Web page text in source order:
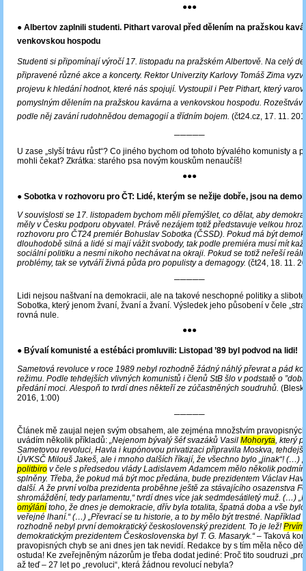
●●●
● Albertov zaplnili studenti. Pithart varoval před dělením na pražskou
venkovskou hospodu
Studenti si připomínají výročí 17. listopadu na pražském Albertově. Na celý
připravené různé akce a koncerty. Rektor Univerzity Karlovy Tomáš Zima
projevu k hledání hodnot, které nás spojují. Vystoupil i Petr Pithart, který
pomyslným dělením na pražskou kavárna a venkovskou hospodu.
podle něj zavání rudohnědou demagogií a třídním bojem. (čt24.cz, 17. 11.
─────
U zase „slyší trávu růst“? Co jiného bychom od tohoto bývalého komunisty a
mohli čekat? Zkrátka: starého psa novým kouskům nenaučíš!
●●●
● Sobotka v rozhovoru pro ČT: Lidé, kterým se nežije dobře, jsou na
V souvislosti se 17. listopadem bychom měli přemýšlet, co dělat, aby
měly v Česku podporu obyvatel. Právě nezájem totiž představuje velkou
rozhovoru pro ČT24 premiér Bohuslav Sobotka (ČSSD). Pokud má být
dlouhodobě silná a lidé si mají vážit svobody, tak podle premiéra musí mít
sociální politiku a nesmí nikoho nechávat na okraji. Pokud se totiž neřeší
problémy, tak se vytváří živná půda pro populisty a demagogy. (čt24, 18. 11.
─────
Lidi nejsou naštvaní na demokracii, ale na takové neschopné politiky a
Sobotka, který jenom žvaní, žvaní a žvaní. Výsledek jeho působení v čele
rovná nule.
●●●
● Bývalí komunisté a estébáci promluvili: Listopad ’89 byl podvod na lidi!
Sametová revoluce v roce 1989 nebyl rozhodně žádný náhlý převrat a pád
režimu. Podle tehdejších vlivných komunistů i členů StB šlo v podstatě o
předání moci. Alespoň to tvrdí dnes někteří ze zúčastněných soudruhů.
2016, 1:00)
─────
Článek mě zaujal nejen svým obsahem, ale zejména množstvím
uvádím několik příkladů: „Nejenom bývalý šéfsvazáků Vasil Mohoryta, který
Sametovou revoluci, Havla i kupónovou privatizaci připravila Moskva,
ÚVKSČ Milouš Jakeš, ale i mnoho dalších říkají, že všechno bylo „jinak“! (…)
politbiro v čele s předsedou vlády Ladislavem Adamcem mělo několik
splněny. Třeba, že pokud má být moc předána, bude prezidentem Václav
další. A že první volba prezidenta proběhne ještě za stávajícího osazenstva
shromáždění, tedy parlamentu,“ tvrdí dnes více jak sedmdesátiletý muž. (…)
omýlání toho, že dnes je demokracie, dřív byla totalita, špatná doba a vše
veřejné lhaní.“ (…) „Převrací se tu historie, a to by mělo být trestné. Například
rozhodně nebyl první demokratický československý prezident. To je lež!Prvím
demokratickým prezidentem Československa byl T. G. Masaryk.“‒ Taková
pravopisných chyb se ani dnes jen tak nevidí. Redakce by s tím měla něco
ostuda! Ke zveřejněným názorům je třeba dodat jediné: Proč tito soudruzi
až teď – 27 let po „revoluci“, která žádnou revolucí nebyla?